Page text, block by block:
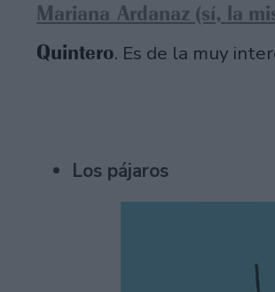
Mariana Ardanaz (sí, la
Quintero. Es de la muy
Los pájaros